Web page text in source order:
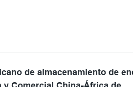
de almacenamiento de